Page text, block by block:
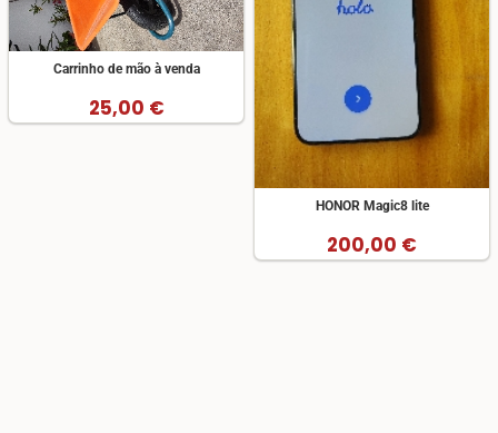
Carrinho de mão à venda
25,00 €
HONOR Magic8 lite
200,00 €